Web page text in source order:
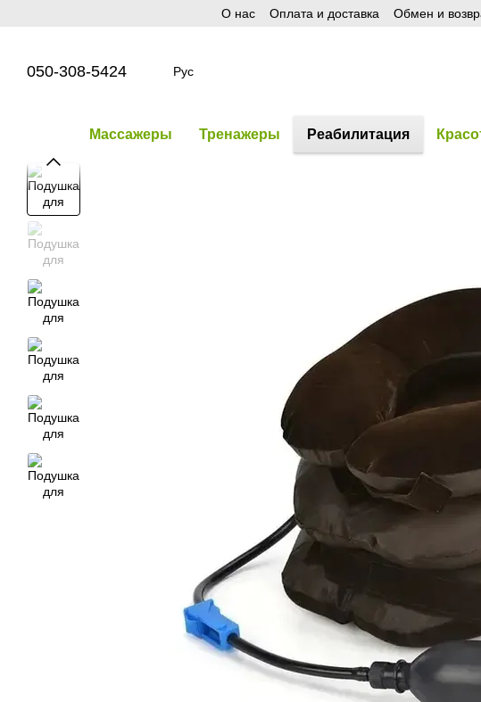
О нас Оплата и доставка Обмен и
050-308-5424 Рус
Массажеры Тренажеры Реабилитация